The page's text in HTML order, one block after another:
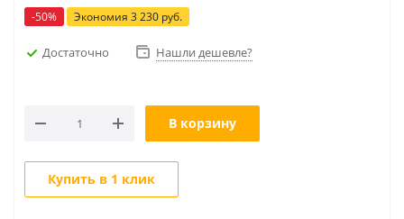
-50% Экономия 3 230 руб.
Достаточно Нашли дешевле?
В корзину
Купить в 1 клик